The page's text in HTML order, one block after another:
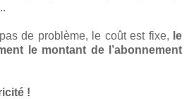
de problème, le coût est fixe, le
le montant de l’abonnement
!